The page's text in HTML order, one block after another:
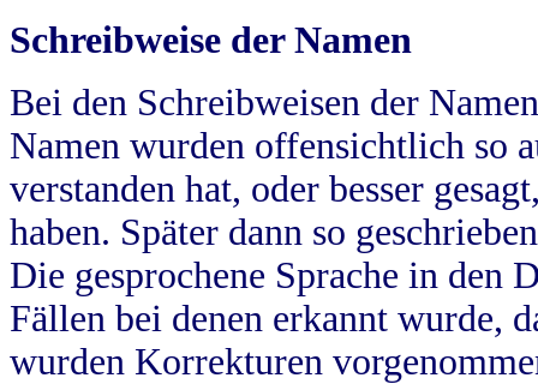
Schreibweise der Namen
Bei den Schreibweisen der
Namen wurden offensichtlich so
verstanden hat, oder besser
haben. Später dann so
Die gesprochene Sprache in
Fällen bei denen erkannt wurde,
wurden Korrekturen